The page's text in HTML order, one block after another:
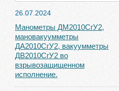
26.07.2024
Манометры ДМ2010СгУ2,
мановакуумметры
ДА2010СгУ2, вакуумметры
ДВ2010СгУ2 во
взрывозащищенном
исполнение.